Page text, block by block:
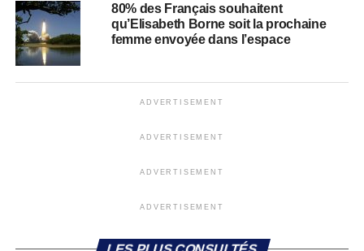
80% des Français souhaitent
qu’Elisabeth Borne soit la prochaine
femme envoyée dans l’espace
ADVERTISEMENT
ADVERTISEMENT
ADVERTISEMENT
ADVERTISEMENT